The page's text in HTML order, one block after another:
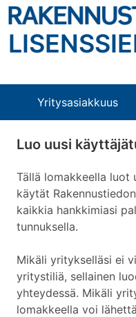
Yritysasiakkuus
Luo uusi
Tällä lomakkeella luot
käytät
kaikkia hankkimiasi
tunnuksella.
Mikäli yritykselläsi ei
yritystiliä, sellainen
yhteydessä. Mikäli
lomakkeella voi